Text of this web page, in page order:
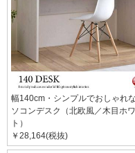
幅140cm・シンプルでおしゃれ
ソコンデスク（北欧風／木目ホ
ト）
￥28,164(税抜)